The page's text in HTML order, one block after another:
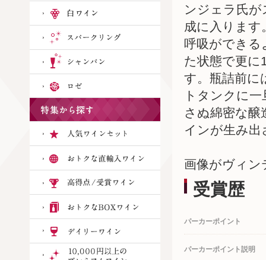
ンジェラ氏
成に入ります
呼吸ができる
た状態で更に
す。瓶詰前に
トタンクに
さぬ綿密な醸
インが生み
画像がヴィン
受賞歴
パーカーポイント
パーカーポイント説明